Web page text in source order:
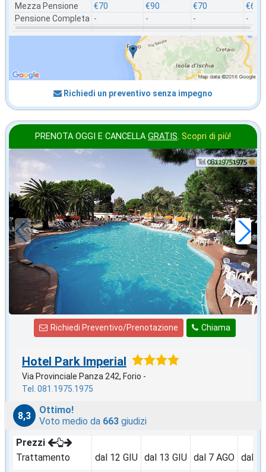
Mezza Pensione
Pensione Completa
€70
-
€90
-
€70
-
€60
-
Richiedi un preventivo senza impegno
PRENOTA OGGI E CANCELLA GRATIS. Scopri di più!
in offerta da
€45,00
a notte
Chiama
Richiedi Preventivo/Prenotazione
Hotel Park Imperial
Via Provinciale Panza 242, Forio -
Tel. 081.1975.1975
8,3
Ottimo!
Voto medio da 663 giudizi
Prezzi
Trattamento
dal 12 GIU dal 13 GIU dal 7 AGO dal 8